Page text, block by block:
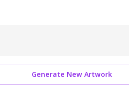
Generate New Artwork